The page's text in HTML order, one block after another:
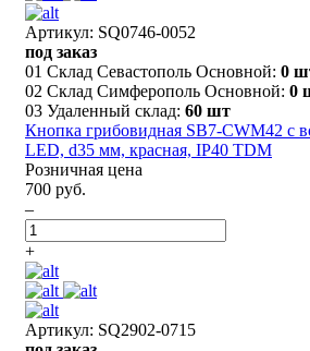
Артикул: SQ0746-0052
под заказ
01 Склад Севастополь Основной: 0
02 Склад Симферополь Основной: 0
03 Удаленный склад: 60 шт
Кнопка грибовидная SB7-CWM42 с
LED, d35 мм, красная, IP40 TDM
Розничная цена
700 руб.
–
+
Артикул: SQ2902-0715